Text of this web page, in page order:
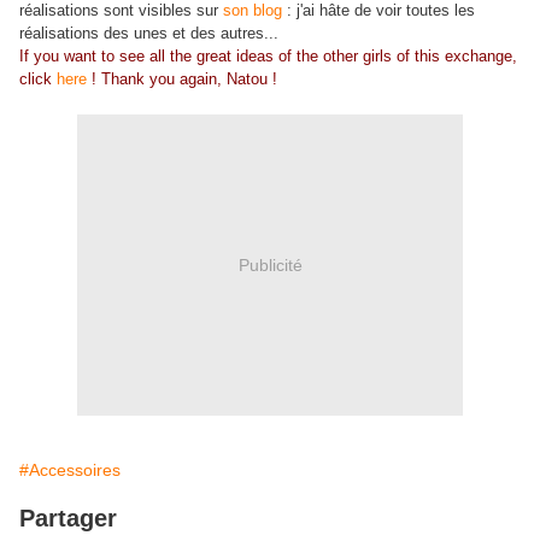
réalisations sont visibles sur son blog : j'ai hâte de voir toutes les
réalisations des unes et des autres...
If you want to see all the great ideas of the other girls of this exchange,
click here ! Thank you again, Natou !
Publicité
#Accessoires
Partager